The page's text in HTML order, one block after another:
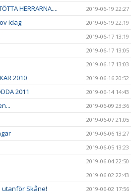
HERRARNA.... 2019-06-19 22:27
idag 2019-06-19 22:19
2019-06-17 13:19
2019-06-17 13:05
2019-06-17 13:03
2010 2019-06-16 20:52
2011 2019-06-14 14:43
2019-06-09 23:36
2019-06-07 21:05
2019-06-06 13:27
2019-06-05 13:23
2019-06-04 22:50
2019-06-02 22:43
utanför Skåne! 2019-06-02 17:56